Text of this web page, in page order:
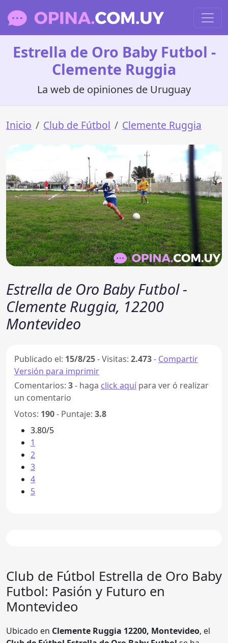
Estrella de Oro Baby Futbol -
Clemente Ruggia
La web de opiniones de Uruguay
Inicio Club de Fútbol Clemente Ruggia
Estrella de Oro Baby Futbol -
Clemente Ruggia, 12200
Montevideo
Publicado el: 15/8/25-Visitas: 2.473- Compartir
Versión para imprimir
Comentarios: 3- haga click aquí para ver ó realizar
un comentario
Votos: 190- Puntaje: 3.8
3.80/5
1
2
3
4
5
Club de Fútbol Estrella de Oro Baby
Futbol: Pasión y Futuro en
Montevideo
Ubicado en Clemente Ruggia 12200, Montevideo, el